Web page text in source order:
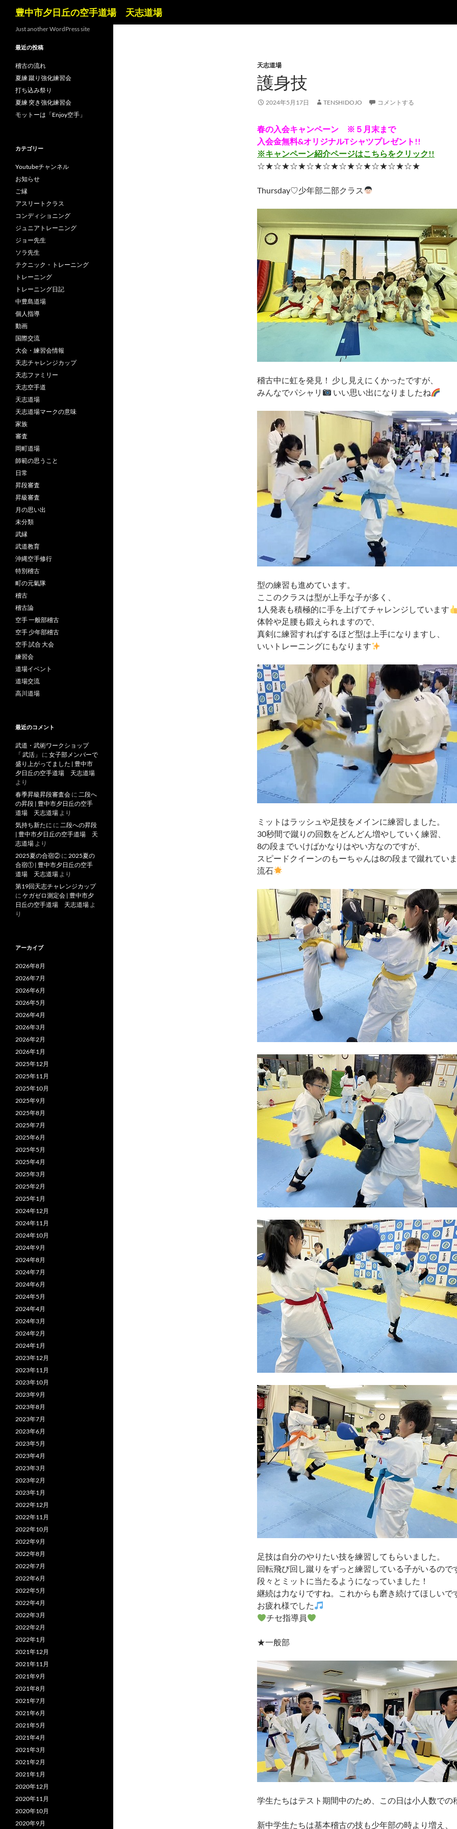
豊中市夕日丘の空手道場 天志道場
天志道場
護身技
2024年5月17日 TENSHIDOJO コメントする
春の入会キャンペーン ※５月末まで
入会金無料&オリジナルTシャツプレゼント!!
※キャンペーン紹介ページはこちらをクリック!!
☆★☆★☆★☆★☆★☆★☆★☆★☆★☆★
Thursday♡少年部二部クラス
稽古中に虹を発見！ 少し見えにくかったですが、
みんなでパシャリ
いい思い出になりましたね
型の練習も進めています。
ここのクラスは型が上手な子が多く、
1人発表も積極的に手を上げてチャレンジしています
体幹や足腰も鍛えられますので、
真剣に練習すればするほど型は上手になりますし、
いいトレーニングにもなります
ミットはラッシュや足技をメインに練習しました。
30秒間で蹴りの回数をどんどん増やしていく練習、
8の段までいけばかなりはやい方なのですが、
スピードクイーンのもーちゃんは8の段まで蹴れてい
流石
足技は自分のやりたい技を練習してもらいました。
回転飛び回し蹴りをずっと練習している子がいるので
段々とミットに当たるようになっていました！
継続は力なりですね。これからも磨き続けてほしいで
お疲れ様でした
チセ指導員
★一般部
学生たちはテスト期間中のため、この日は小人数での
新中学生たちは基本稽古の技も少年部の時より増え、
Just another WordPress site
最近の投稿
稽古の流れ
夏練 蹴り強化練習会
打ち込み祭り
夏練 突き強化練習会
モットーは「Enjoy空手」
カテゴリー
Youtubeチャンネル
お知らせ
ご縁
アスリートクラス
コンディショニング
ジュニアトレーニング
ジョー先生
ソラ先生
テクニック・トレーニング
トレーニング
トレーニング日記
中豊島道場
個人指導
動画
国際交流
大会・練習会情報
天志チャレンジカップ
天志ファミリー
天志空手道
天志道場
天志道場マークの意味
家族
審査
岡町道場
師範の思うこと
日常
昇段審査
昇級審査
月の思い出
未分類
武縁
武道教育
沖縄空手修行
特別稽古
町の元氣隊
稽古
稽古論
空手 一般部稽古
空手 少年部稽古
空手 試合 大会
練習会
道場イベント
道場交流
高川道場
最近のコメント
武道・武術ワークショップ
「 武活」
に 女子部メンバーで
盛り上がってました | 豊中市
夕日丘の空手道場 天志道場
より
春季昇級昇段審査会 に 二段へ
の昇段 | 豊中市夕日丘の空手
道場 天志道場 より
気持ち新たに に 二段への昇段
| 豊中市夕日丘の空手道場 天
志道場 より
2025夏の合宿② に 2025夏の
合宿① | 豊中市夕日丘の空手
道場 天志道場 より
第19回天志チャレンジカップ
に ケガゼロ測定会 | 豊中市夕
日丘の空手道場 天志道場 よ
り
アーカイブ
2026年8月
2026年7月
2026年6月
2026年5月
2026年4月
2026年3月
2026年2月
2026年1月
2025年12月
2025年11月
2025年10月
2025年9月
2025年8月
2025年7月
2025年6月
2025年5月
2025年4月
2025年3月
2025年2月
2025年1月
2024年12月
2024年11月
2024年10月
2024年9月
2024年8月
2024年7月
2024年6月
2024年5月
2024年4月
2024年3月
2024年2月
2024年1月
2023年12月
2023年11月
2023年10月
2023年9月
2023年8月
2023年7月
2023年6月
2023年5月
2023年4月
2023年3月
2023年2月
2023年1月
2022年12月
2022年11月
2022年10月
2022年9月
2022年8月
2022年7月
2022年6月
2022年5月
2022年4月
2022年3月
2022年2月
2022年1月
2021年12月
2021年11月
2021年9月
2021年8月
2021年7月
2021年6月
2021年5月
2021年4月
2021年3月
2021年2月
2021年1月
2020年12月
2020年11月
2020年10月
2020年9月